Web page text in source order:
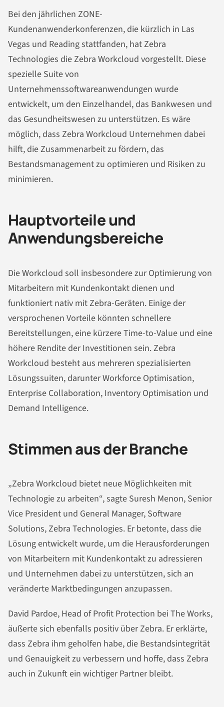
Bei den jährlichen ZONE-
Kundenanwenderkonferenzen, die kürzlich in Las
Vegas und Reading stattfanden, hat Zebra
Technologies die Zebra Workcloud vorgestellt. Diese
spezielle Suite von
Unternehmenssoftwareanwendungen wurde
entwickelt, um den Einzelhandel, das Bankwesen und
das Gesundheitswesen zu unterstützen. Es wäre
möglich, dass Zebra Workcloud Unternehmen dabei
hilft, die Zusammenarbeit zu fördern, das
Bestandsmanagement zu optimieren und Risiken zu
minimieren.
Hauptvorteile und
Anwendungsbereiche
Die Workcloud soll insbesondere zur Optimierung von
Mitarbeitern mit Kundenkontakt dienen und
funktioniert nativ mit Zebra-Geräten. Einige der
versprochenen Vorteile könnten schnellere
Bereitstellungen, eine kürzere Time-to-Value und eine
höhere Rendite der Investitionen sein. Zebra
Workcloud besteht aus mehreren spezialisierten
Lösungssuiten, darunter Workforce Optimisation,
Enterprise Collaboration, Inventory Optimisation und
Demand Intelligence.
Stimmen aus der Branche
„Zebra Workcloud bietet neue Möglichkeiten mit
Technologie zu arbeiten“, sagte Suresh Menon, Senior
Vice President und General Manager, Software
Solutions, Zebra Technologies. Er betonte, dass die
Lösung entwickelt wurde, um die Herausforderungen
von Mitarbeitern mit Kundenkontakt zu adressieren
und Unternehmen dabei zu unterstützen, sich an
veränderte Marktbedingungen anzupassen.
David Pardoe, Head of Profit Protection bei The Works,
äußerte sich ebenfalls positiv über Zebra. Er erklärte,
dass Zebra ihm geholfen habe, die Bestandsintegrität
und Genauigkeit zu verbessern und hoffe, dass Zebra
auch in Zukunft ein wichtiger Partner bleibt.